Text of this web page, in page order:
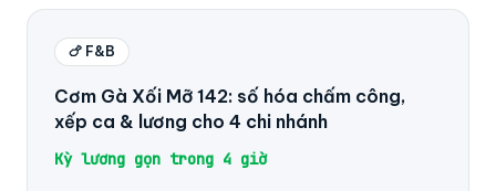
🍗 F&B
Cơm Gà Xối Mỡ 142: số hóa chấm công,
xếp ca & lương cho 4 chi nhánh
Kỳ lương gọn trong 4 giờ